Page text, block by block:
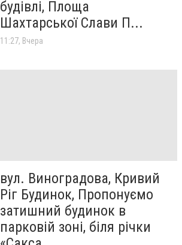
будівлі, Площа
Шахтарської Слави П...
11:27, Вчера
вул. Виноградова, Кривий
Ріг Будинок, Пропонуємо
затишний будинок в
парковій зоні, біля річки